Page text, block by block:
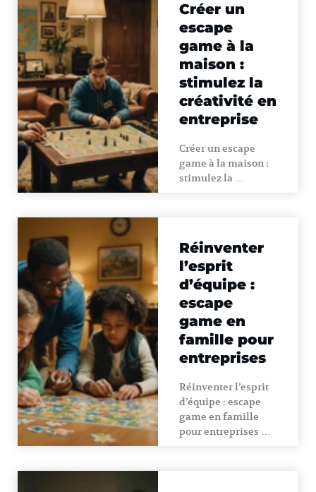
Créer un
escape
game à la
maison :
stimulez la
créativité en
entreprise
Créer un escape
game à la maison :
stimulez la …
Réinventer
l’esprit
d’équipe :
escape
game en
famille pour
entreprises
Réinventer l’esprit
d’équipe : escape
game en famille
pour entreprises …